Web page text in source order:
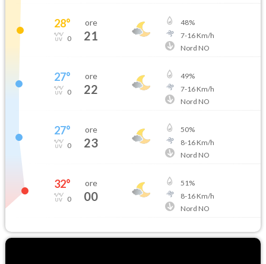
28°
0
ore
21
48%
7-16Km/h
Nord NO
27°
0
ore
22
49%
7-16Km/h
Nord NO
27°
0
ore
23
50%
8-16Km/h
Nord NO
32°
0
ore
00
51%
8-16Km/h
Nord NO